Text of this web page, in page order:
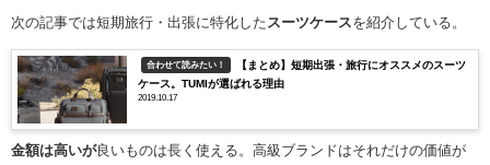
次の記事では短期旅行・出張に特化した スーツケースを紹介している。
合わせて読みたい！
【まとめ】短期出張・旅行にオススメのスーツ
ケース。TUMIが選ばれる理由
2019.10.17
金額は高いが良いものは長く使える。高級ブランドはそれだけの価値が